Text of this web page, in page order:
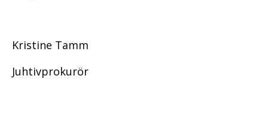
Kristine Tamm
Juhtivprokurör